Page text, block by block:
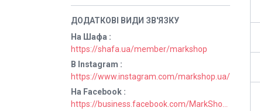
На Шафа
https://shafa.ua/member/markshop
В Instagram
https://www.instagram.com/markshop.ua/
На Facebook